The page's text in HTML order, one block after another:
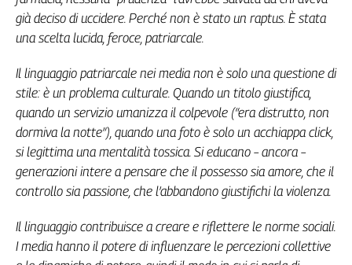
in
Progress
L'Italia
Lavoro
Territori
Abruzzo-
Molise
Alto
Adige
Calabria
Campania
già deciso di uccidere. Perché non è stato un raptus. È stata
una scelta lucida, feroce, patriarcale.
Il linguaggio patriarcale nei media non è solo una questione di
stile: è un problema culturale. Quando un titolo giustifica,
quando un servizio umanizza il colpevole (“era distrutto, non
dormiva la notte”), quando una foto è solo un acchiappa click,
si legittima una mentalità tossica. Si educano – ancora –
generazioni intere a pensare che il possesso sia amore, che il
controllo sia passione, che l’abbandono giustifichi la violenza.
Il linguaggio contribuisce a creare e riflettere le norme sociali.
I media hanno il potere di influenzare le percezioni collettive